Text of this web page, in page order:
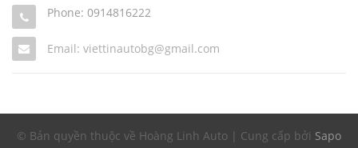
Phone: 0914816222
Email: viettinautobg@gmail.com
© Bản quyền thuộc về Hoàng Linh Auto | Cung cấp bởi Sapo